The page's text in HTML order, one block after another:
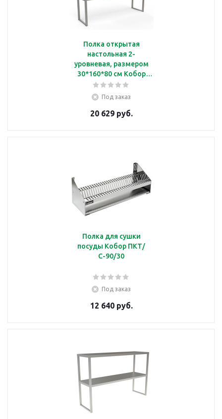
Полка открытая
настольная 2-
уровневая, размером
30*160*80 см Кобор
ПН/2-160/30
Под заказ
20 629 руб.
Полка для сушки
посуды Кобор ПКТ/
С-90/30
Под заказ
12 640 руб.